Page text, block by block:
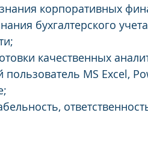
корпоративных
бухгалтерского
качественных
пользователь MS Excel,